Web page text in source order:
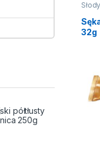
32g
półtłusty
250g